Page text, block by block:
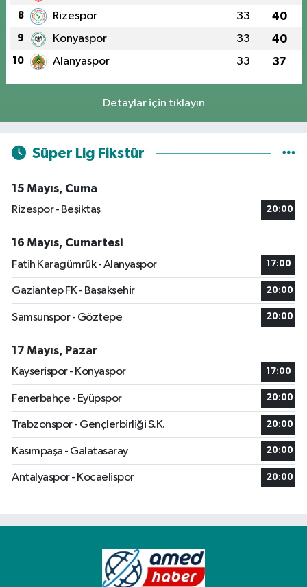
8 Rizespor 33 40
9 Konyaspor 33 40
10 Alanyaspor 33 37
Detaylar için tıklayın
Süper Lig Fikstür
15 Mayıs, Cuma
Rizespor - Beşiktaş
20:00
16 Mayıs, Cumartesi
Fatih Karagümrük - Alanyaspor
17:00
Gaziantep FK - Başakşehir 20:00
Samsunspor - Göztepe 20:00
17 Mayıs, Pazar
Kayserispor - Konyaspor
17:00
Fenerbahçe - Eyüpspor 20:00
Trabzonspor - Gençlerbirliği S.K. 20:00
Kasımpaşa - Galatasaray 20:00
Antalyaspor - Kocaelispor 20:00